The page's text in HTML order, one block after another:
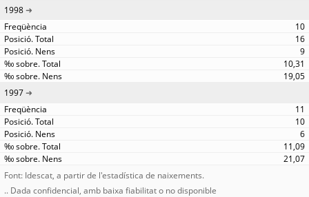
1998
10
16
9
10,31
19,05
1997
11
10
6
11,09
21,07
Font: Idescat, a partir de l'estadística de naixements.
.. Dada confidencial, amb baixa fiabilitat o no disponible